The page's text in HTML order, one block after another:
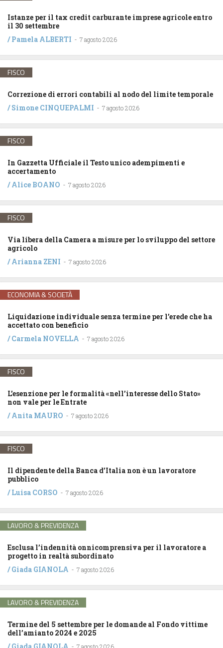
Istanze per il tax credit carburante imprese agricole entro
il 30 settembre
/Pamela ALBERTI - 7 agosto 2026
FISCO
Correzione di errori contabili al nodo del limite temporale
/Simone CINQUEPALMI - 7 agosto 2026
FISCO
In Gazzetta Ufficiale il Testo unico adempimenti e
accertamento
/Alice BOANO - 7 agosto 2026
FISCO
Via libera della Camera a misure per lo sviluppo del settore
agricolo
/Arianna ZENI - 7 agosto 2026
ECONOMIA & SOCIETÀ
Liquidazione individuale senza termine per l’erede che ha
accettato con beneficio
/Carmela NOVELLA - 7 agosto 2026
FISCO
L’esenzione per le formalità «nell’interesse dello Stato»
non vale per le Entrate
/Anita MAURO - 7 agosto 2026
FISCO
Il dipendente della Banca d’Italia non è un lavoratore
pubblico
/Luisa CORSO - 7 agosto 2026
LAVORO & PREVIDENZA
Esclusa l’indennità onnicomprensiva per il lavoratore a
progetto in realtà subordinato
/Giada GIANOLA - 7 agosto 2026
LAVORO & PREVIDENZA
Termine del 5 settembre per le domande al Fondo vittime
dell’amianto 2024 e 2025